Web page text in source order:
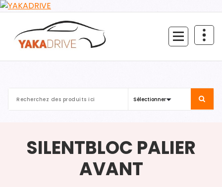
Aller
contenu
SILENTBLOC PALIER
AVANT